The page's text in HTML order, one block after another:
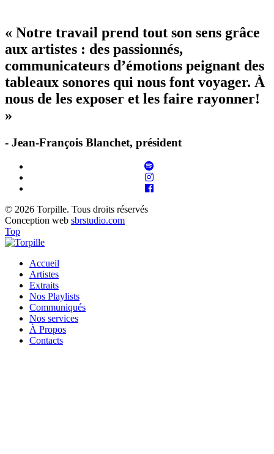
« Notre travail prend tout son sens grâce
aux artistes : des passionnés,
communicateurs d’émotions peignant des
tableaux sonores qui nous font voyager. À
nous de les exposer et les faire rayonner!
»
- Jean-François Blanchet, président
© 2026 Torpille. Tous droits réservés
Conception web sbrstudio.com
Top
Accueil
Artistes
Extraits
Nos Playlists
Communiqués
Nos services
À Propos
Contacts